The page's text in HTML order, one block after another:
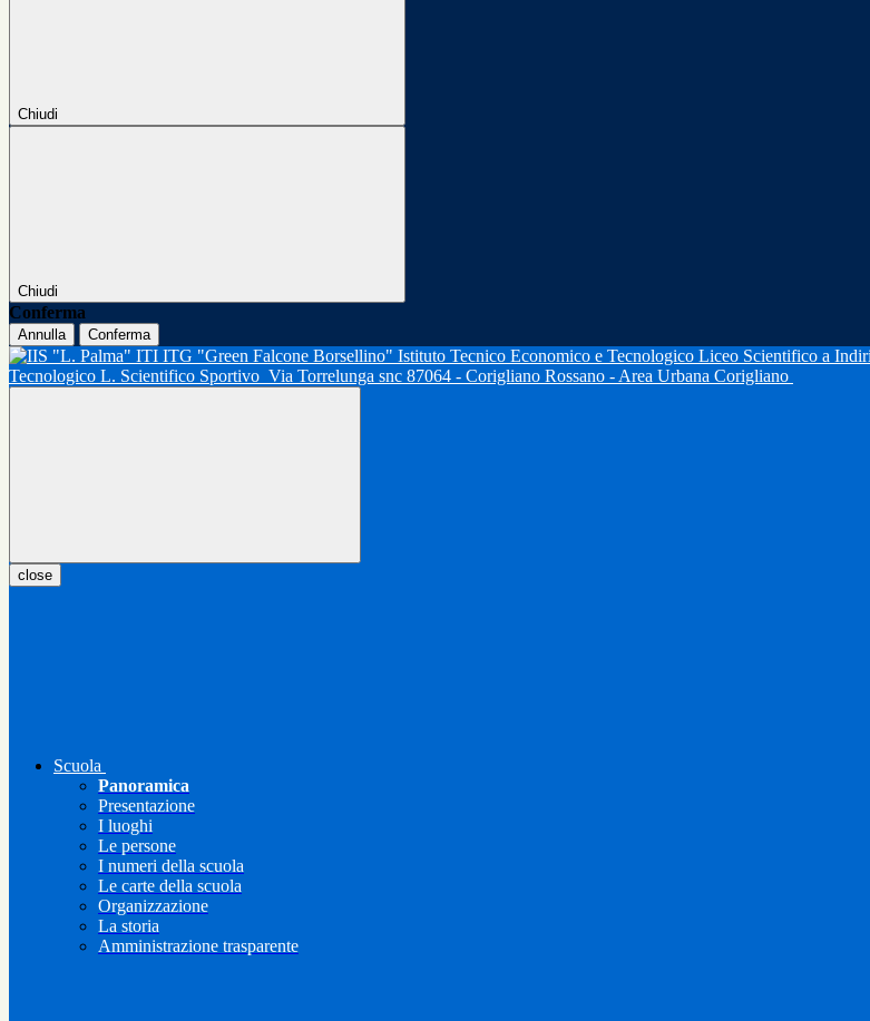
Chiudi
Chiudi
Conferma
Annulla Conferma
Tecnologico L. Scientifico Sportivo Via Torrelunga snc 87064 - Corigliano Rossano - Area Urbana Corigliano
close
Scuola
Panoramica
Presentazione
I luoghi
Le persone
I numeri della scuola
Le carte della scuola
Organizzazione
La storia
Amministrazione trasparente